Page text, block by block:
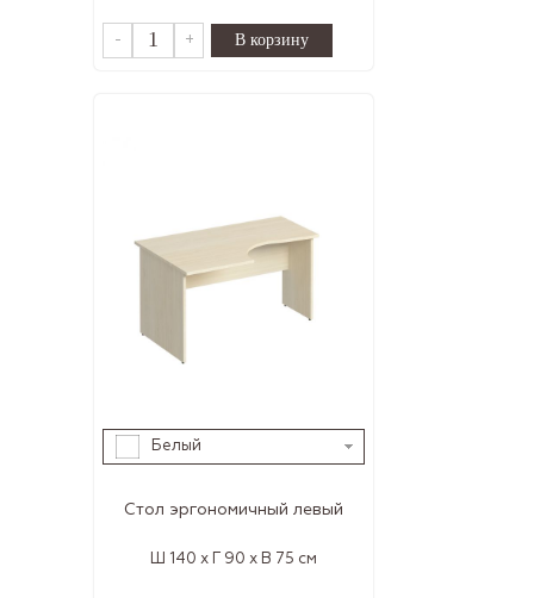
- +
Белый
Стол эргономичный левый
Ш 140 x Г 90 x В 75 см